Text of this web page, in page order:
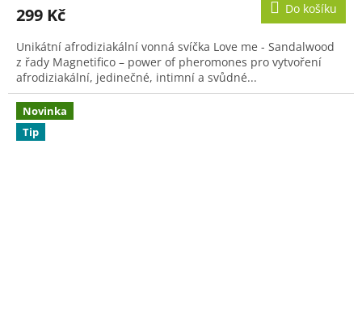
299 Kč Do košíku
Unikátní afrodiziakální vonná svíčka Love me - Sandalwood
z řady Magnetifico – power of pheromones pro vytvoření
afrodiziakální, jedinečné, intimní a svůdné...
Novinka
Tip